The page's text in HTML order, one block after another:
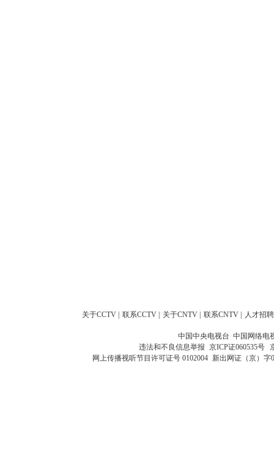
关于CCTV 联系CCTV 关于CNTV 联系CNTV 人才招聘
中国中央电视台 中国网络电
违法和不良信息举报 京ICP证060535号
网上传播视听节目许可证号 0102004 新出网证（京）